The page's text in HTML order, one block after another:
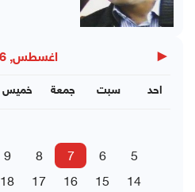
◀ اغسطس, 2026
خميس جمعة سبت احد
5
6
7
8
9
14
15
16
17
18